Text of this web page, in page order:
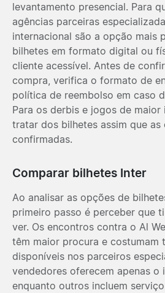
levantamento presencial. Para
agências parceiras
internacional são a opção mais
bilhetes em formato digital ou
cliente acessível. Antes de
compra, verifica o formato de
política de reembolso em caso
Para os derbis e jogos de maior
tratar dos bilhetes assim que as
confirmadas.
Comparar bilhetes Inter
Ao analisar as opções de
primeiro passo é perceber que
ver. Os encontros contra o Al
têm maior procura e costumam
disponíveis nos parceiros
vendedores oferecem apenas o
enquanto outros incluem